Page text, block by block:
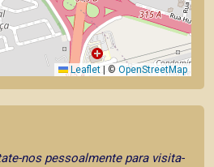
Leaflet | © OpenStreetMap
nos pessoalmente para visita-